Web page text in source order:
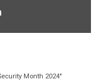
Month 2024"